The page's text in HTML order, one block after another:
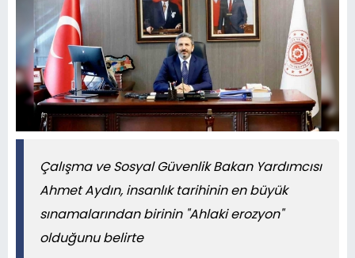
Çalışma ve Sosyal Güvenlik Bakan Yardımcısı
Ahmet Aydın, insanlık tarihinin en büyük
sınamalarından birinin "Ahlaki erozyon"
olduğunu belirte